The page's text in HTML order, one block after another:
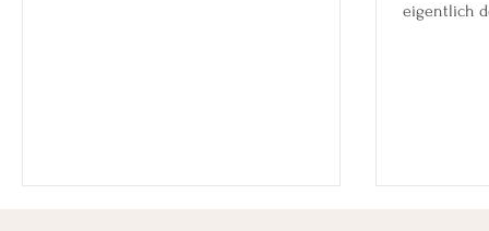
eigentlich